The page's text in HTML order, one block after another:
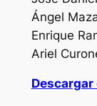
Ángel
Enrique
Ariel
Descargar